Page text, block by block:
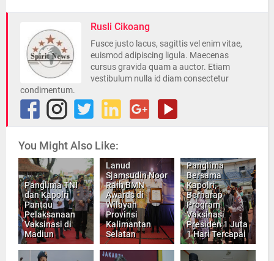
Rusli Cikoang
Fusce justo lacus, sagittis vel enim vitae,
euismod adipiscing ligula. Maecenas
cursus gravida quam a auctor. Etiam
vestibulum nulla id diam consectetur
condimentum.
You Might Also Like:
Panglima TNI
dan Kapolri
Pantau
Pelaksanaan
Vaksinasi di
Madiun
Lanud
Sjamsudin Noor
Raih BMN
Awards di
Wilayah
Provinsi
Kalimantan
Selatan
Panglima
Bersama
Kapolri,
Berharap
Program
Vaksinasi
Presiden 1 Juta
1 Hari Tercapai